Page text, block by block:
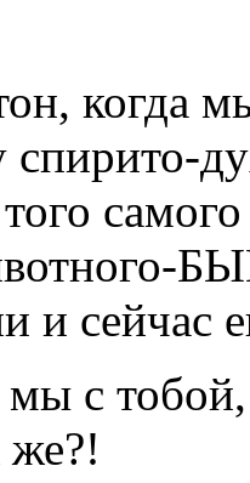
когда
самого
и сейчас
с тобой,
же?!